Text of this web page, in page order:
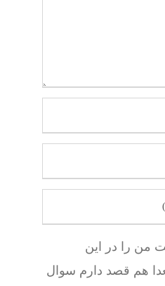
من را در این
هم قصد دارم سوال